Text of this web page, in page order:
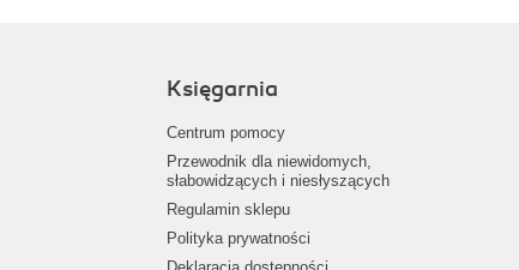
Księgarnia
Centrum pomocy
Przewodnik dla niewidomych,
słabowidzących i niesłyszących
Regulamin sklepu
Polityka prywatności